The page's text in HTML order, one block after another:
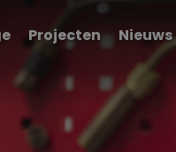
Projecten Nieuws